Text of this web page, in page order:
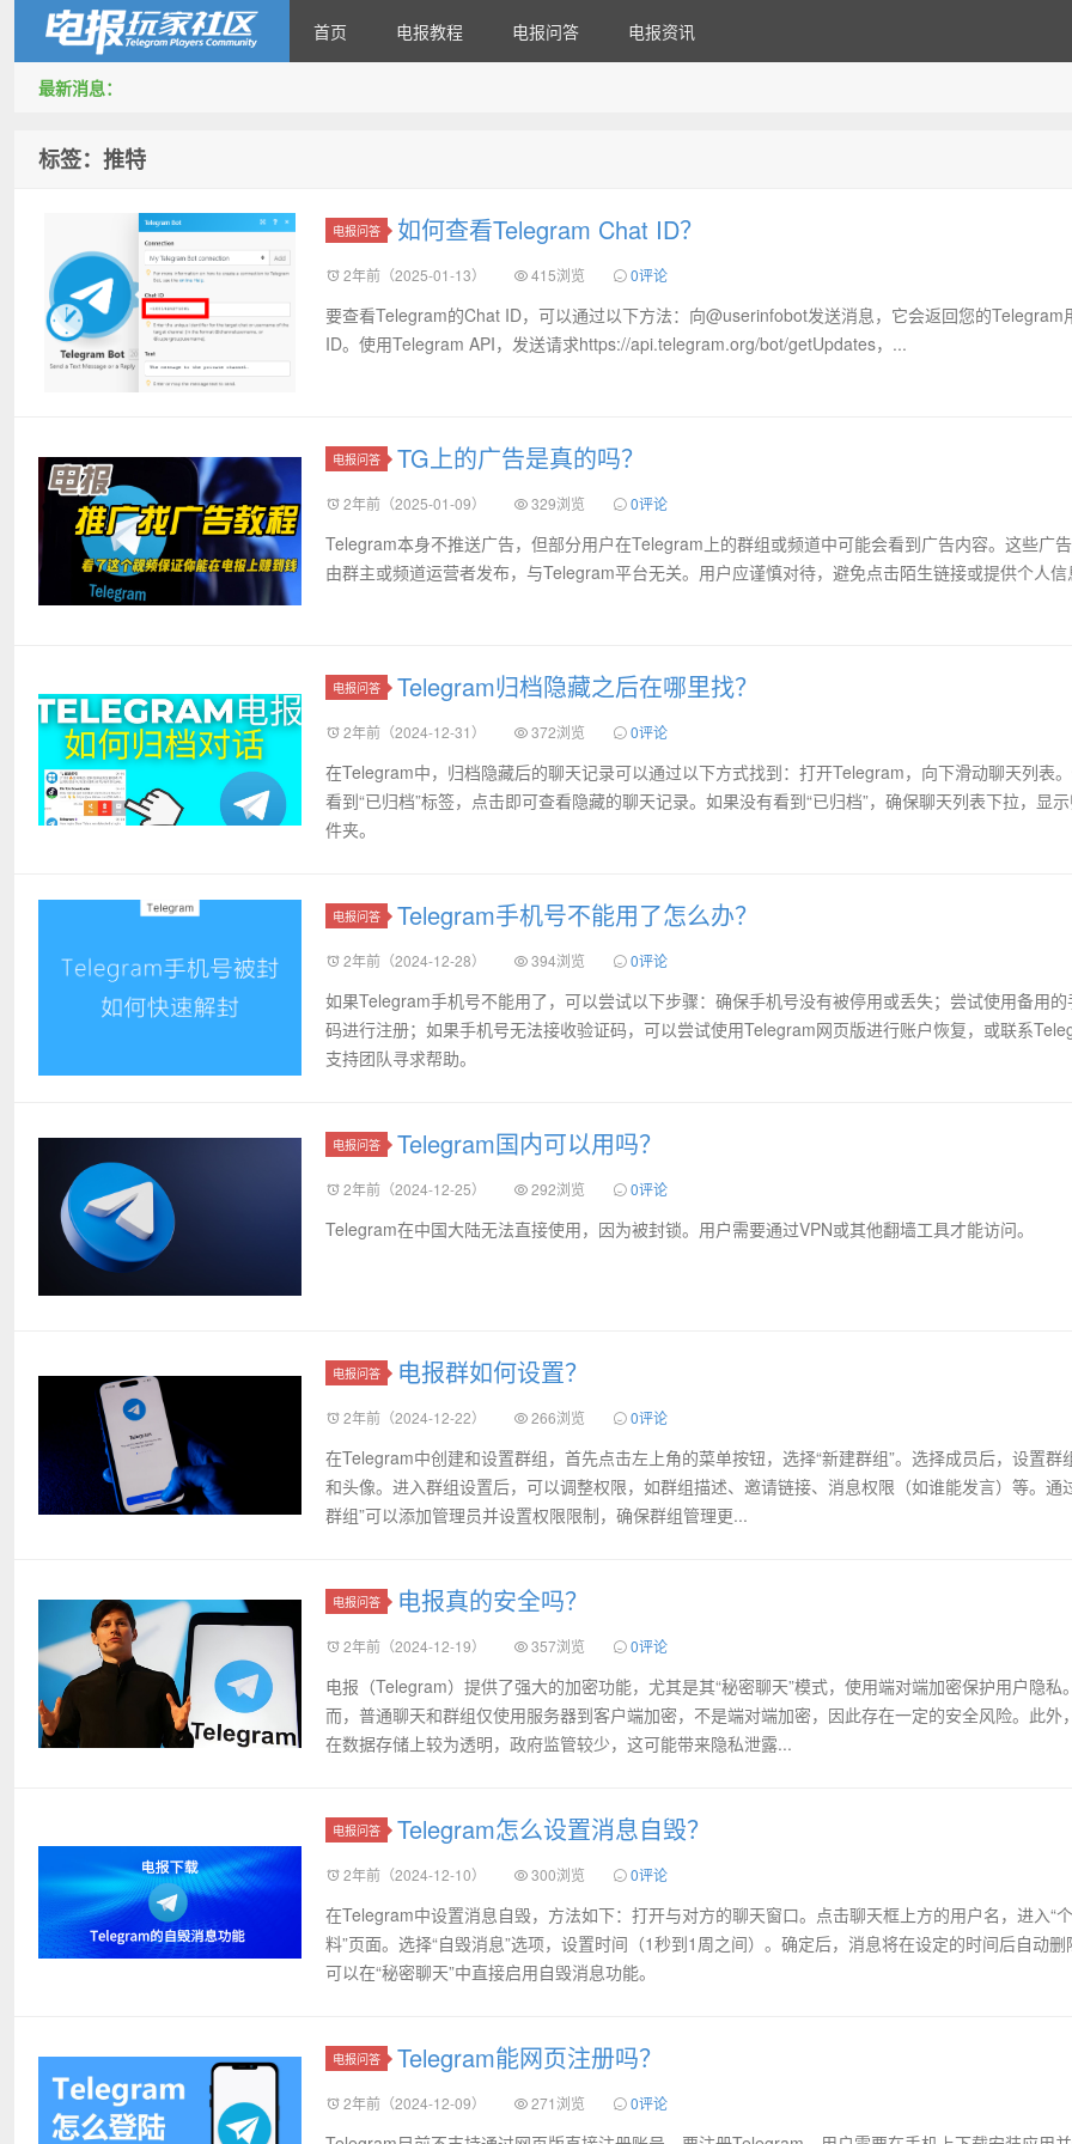
首页 电报教程 电报问答 电报资讯
最新消息：
标签：推特
电报问答 如何查看Telegram Chat ID？
2年前（2025-01-13） 415浏览 0评论
要查看Telegram的Chat ID，可以通过以下方法：向@userinfobot发送消息，它会返回您的Telegram
ID。使用Telegram API，发送请求https://api.telegram.org/bot/getUpdates，...
电报问答 TG上的广告是真的吗？
2年前（2025-01-09） 329浏览 0评论
Telegram本身不推送广告，但部分用户在Telegram上的群组或频道中可能会看到广告内容。这些广
由群主或频道运营者发布，与Telegram平台无关。用户应谨慎对待，避免点击陌生链接或提供个人信
电报问答 Telegram归档隐藏之后在哪里找？
2年前（2024-12-31） 372浏览 0评论
在Telegram中，归档隐藏后的聊天记录可以通过以下方式找到：打开Telegram，向下滑动聊天列表
看到“已归档”标签，点击即可查看隐藏的聊天记录。如果没有看到“已归档”，确保聊天列表下拉，显
件夹。
电报问答 Telegram手机号不能用了怎么办？
2年前（2024-12-28） 394浏览 0评论
如果Telegram手机号不能用了，可以尝试以下步骤：确保手机号没有被停用或丢失；尝试使用备用的
码进行注册；如果手机号无法接收验证码，可以尝试使用Telegram网页版进行账户恢复，或联系
支持团队寻求帮助。
电报问答 Telegram国内可以用吗？
2年前（2024-12-25） 292浏览 0评论
Telegram在中国大陆无法直接使用，因为被封锁。用户需要通过VPN或其他翻墙工具才能访问。
电报问答 电报群如何设置？
2年前（2024-12-22） 266浏览 0评论
在Telegram中创建和设置群组，首先点击左上角的菜单按钮，选择“新建群组”。选择成员后，设置群
和头像。进入群组设置后，可以调整权限，如群组描述、邀请链接、消息权限（如谁能发言）等。通
群组”可以添加管理员并设置权限限制，确保群组管理更...
电报问答 电报真的安全吗？
2年前（2024-12-19） 357浏览 0评论
电报（Telegram）提供了强大的加密功能，尤其是其“秘密聊天”模式，使用端对端加密保护用户隐私
而，普通聊天和群组仅使用服务器到客户端加密，不是端对端加密，因此存在一定的安全风险。此外
在数据存储上较为透明，政府监管较少，这可能带来隐私泄露...
电报问答 Telegram怎么设置消息自毁？
2年前（2024-12-10） 300浏览 0评论
在Telegram中设置消息自毁，方法如下：打开与对方的聊天窗口。点击聊天框上方的用户名，进入“
料”页面。选择“自毁消息”选项，设置时间（1秒到1周之间）。确定后，消息将在设定的时间后自动删
可以在“秘密聊天”中直接启用自毁消息功能。
电报问答 Telegram能网页注册吗？
2年前（2024-12-09） 271浏览 0评论